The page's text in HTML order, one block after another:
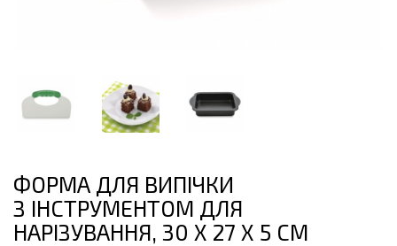
ФОРМА ДЛЯ ВИПІЧКИ
З ІНСТРУМЕНТОМ ДЛЯ
НАРІЗУВАННЯ, 30 Х 27 Х 5 СМ